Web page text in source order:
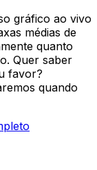
gráfico ao vivo
médias de
quanto
Quer saber
favor?
quando